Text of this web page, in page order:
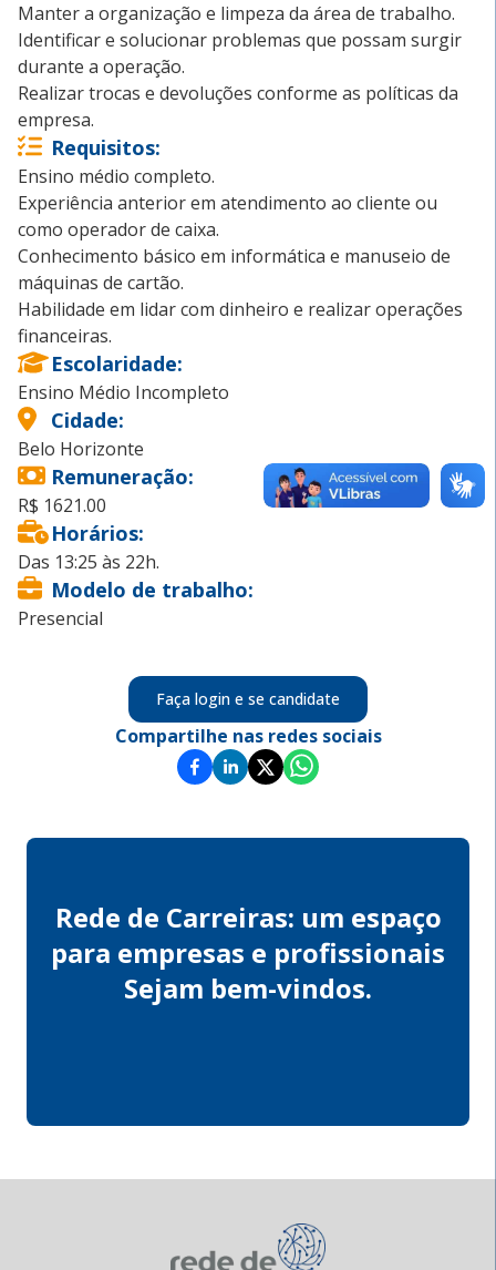
Manter a organização e limpeza da área de trabalho.
Identificar e solucionar problemas que possam surgir
durante a operação.
Realizar trocas e devoluções conforme as políticas da
empresa.
Requisitos:
Ensino médio completo.
Experiência anterior em atendimento ao cliente ou
como operador de caixa.
Conhecimento básico em informática e manuseio de
máquinas de cartão.
Habilidade em lidar com dinheiro e realizar operações
financeiras.
Escolaridade:
Ensino Médio Incompleto
Cidade:
Belo Horizonte
Remuneração:
R$ 1621.00
Horários:
Das 13:25 às 22h.
Modelo de trabalho:
Presencial
Faça login e se candidate
Compartilhe nas redes sociais
Rede de Carreiras: um espaço
para empresas e profissionais
Sejam bem-vindos.